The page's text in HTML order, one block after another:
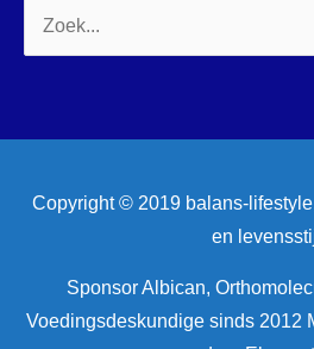
Zoek
naar:
Copyright © 2019 balans-
en
Sponsor Albican,
Voedingsdeskundige sinds 2012